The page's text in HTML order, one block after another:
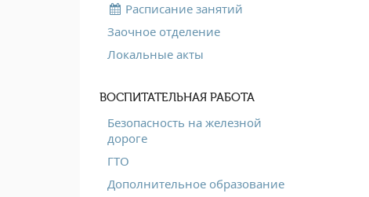
Расписание занятий
Заочное отделение
Локальные акты
ВОСПИТАТЕЛЬНАЯ РАБОТА
Безопасность на железной
дороге
ГТО
Дополнительное образование